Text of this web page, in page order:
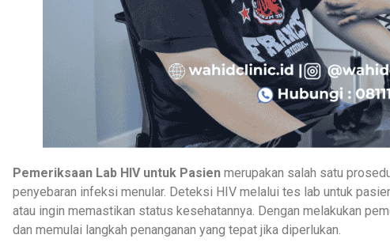
Pemeriksaan Lab HIV untuk Pasienmerupakan salah satu
penyebaran infeksi menular. Deteksi HIV melalui tes lab untuk
atau ingin memastikan status kesehatannya. Dengan melakukan
dan memulai langkah penanganan yang tepat jika diperlukan.